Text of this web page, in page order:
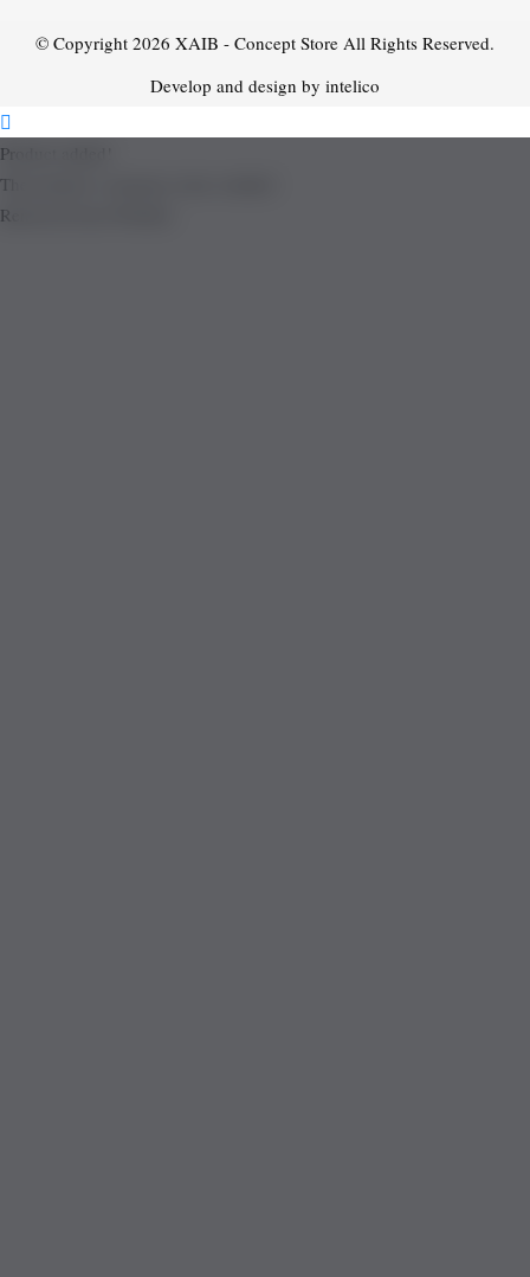
© Copyright 2026 XAIB - Concept Store All Rights Reserved.
Develop and design by intelico
Product added!
The product is already in the wishlist!
Removed from Wishlist